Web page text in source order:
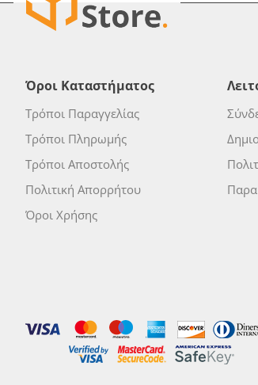
Όροι Καταστήματος
Τρόποι Παραγγελίας
Τρόποι Πληρωμής
Τρόποι Αποστολής
Πολιτική Απορρήτου
Όροι Χρήσης